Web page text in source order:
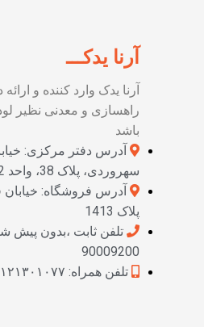
آرنا یدکـــ
آرنا یدک وارد کننده و
راهسازی و معدنی نظیر
باشد
آدرس دفتر مرکزی:
سهروردی، پلاک 38، واحد 2
آدرس فروشگاه:
پلاک 1413
تلفن ثابت ،بدون پیش
90009200
تلفن همراه: ۰۹۱۲۱۳۰۱۰۷۷